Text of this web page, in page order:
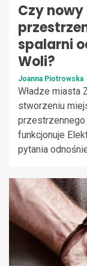
Czy
spalarni
Woli?
Joanna Piotrowska
Władze miasta
stworzeniu
przestrzennego
funkcjonuje
pytania